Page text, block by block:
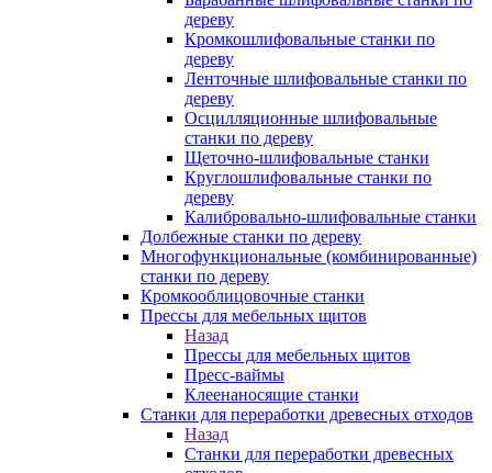
дереву
Кромкошлифовальные станки по
дереву
Ленточные шлифовальные станки по
дереву
Осцилляционные шлифовальные
станки по дереву
Щеточно-шлифовальные станки
Круглошлифовальные станки по
дереву
Калибровально-шлифовальные станки
Долбежные станки по дереву
Многофункциональные (комбинированные)
станки по дереву
Кромкооблицовочные станки
Прессы для мебельных щитов
Назад
Прессы для мебельных щитов
Пресс-ваймы
Клеенаносящие станки
Станки для переработки древесных отходов
Назад
Станки для переработки древесных